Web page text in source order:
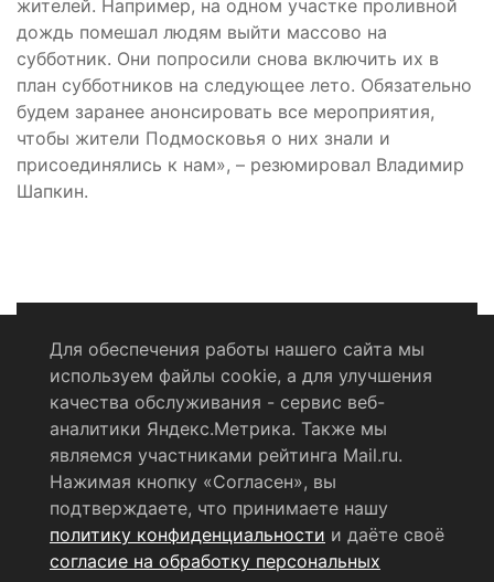
жителей. Например, на одном участке проливной
дождь помешал людям выйти массово на
субботник. Они попросили снова включить их в
план субботников на следующее лето. Обязательно
будем заранее анонсировать все мероприятия,
чтобы жители Подмосковья о них знали и
присоединялись к нам», – резюмировал Владимир
Шапкин.
Политика конфиденциальности
Согласие на обработку персональных данных
RSS-лента
© 2004 - 2026 Сетевое издание Щёлковское ТВ.
Свидетельство о регистрации СМИ
Для обеспечения работы нашего сайта мы
используем файлы cookie, а для улучшения
качества обслуживания - сервис веб-
аналитики Яндекс.Метрика. Также мы
являемся участниками рейтинга Mail.ru.
Нажимая кнопку «Согласен», вы
подтверждаете, что принимаете нашу
политику конфиденциальности и даёте своё
согласие на обработку персональных